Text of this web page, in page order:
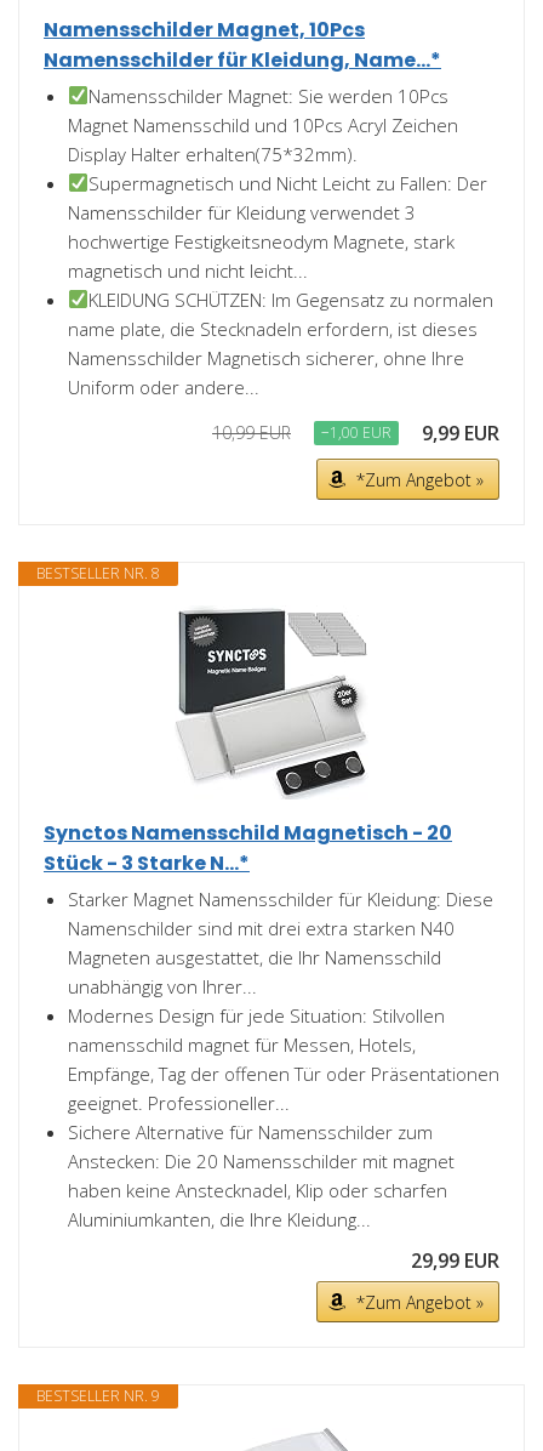
Namensschilder Magnet, 10Pcs
Namensschilder für Kleidung, Name...*
Namensschilder Magnet: Sie werden 10Pcs
Magnet Namensschild und 10Pcs Acryl Zeichen
Display Halter erhalten(75*32mm).
Supermagnetisch und Nicht Leicht zu Fallen: Der
Namensschilder für Kleidung verwendet 3
hochwertige Festigkeitsneodym Magnete, stark
magnetisch und nicht leicht...
KLEIDUNG SCHÜTZEN: Im Gegensatz zu normalen
name plate, die Stecknadeln erfordern, ist dieses
Namensschilder Magnetisch sicherer, ohne Ihre
Uniform oder andere...
10,99 EUR −1,00 EUR 9,99 EUR
*Zum Angebot »
BESTSELLER NR. 8
Synctos Namensschild Magnetisch - 20
Stück - 3 Starke N...*
Starker Magnet Namensschilder für Kleidung: Diese
Namenschilder sind mit drei extra starken N40
Magneten ausgestattet, die Ihr Namensschild
unabhängig von Ihrer...
Modernes Design für jede Situation: Stilvollen
namensschild magnet für Messen, Hotels,
Empfänge, Tag der offenen Tür oder Präsentationen
geeignet. Professioneller...
Sichere Alternative für Namensschilder zum
Anstecken: Die 20 Namensschilder mit magnet
haben keine Anstecknadel, Klip oder scharfen
Aluminiumkanten, die Ihre Kleidung...
29,99 EUR
*Zum Angebot »
BESTSELLER NR. 9